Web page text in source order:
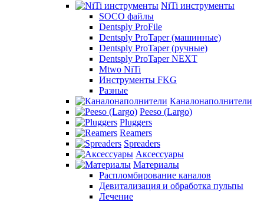
NiTi инструменты
SOCO файлы
Dentsply ProFile
Dentsply ProTaper (машинные)
Dentsply ProTaper (ручные)
Dentsply ProTaper NEXT
Mtwo NiTi
Инструменты FKG
Разные
Каналонаполнители
Peeso (Largo)
Pluggers
Reamers
Spreaders
Аксессуары
Материалы
Распломбирование каналов
Девитализация и обработка пульпы
Лечение